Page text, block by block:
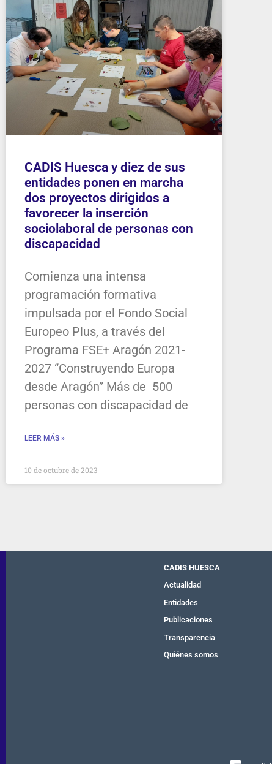
CADIS Huesca y diez de sus
entidades ponen en marcha
dos proyectos dirigidos a
favorecer la inserción
sociolaboral de personas con
discapacidad
Comienza una intensa
programación formativa
impulsada por el Fondo Social
Europeo Plus, a través del
Programa FSE+ Aragón 2021-
2027 “Construyendo Europa
desde Aragón” Más de 500
personas con discapacidad de
LEER MÁS »
10 de octubre de 2023
CADIS HUESCA
Actualidad
Entidades
Publicaciones
Transparencia
Quiénes somos